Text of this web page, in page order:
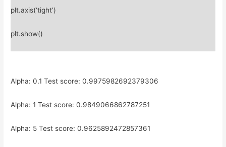
plt.axis(‘tight’)
plt.show()
Alpha: 0.1 Test score: 0.9975982692379306
Alpha: 1 Test score: 0.9849066862787251
Alpha: 5 Test score: 0.9625892472857361